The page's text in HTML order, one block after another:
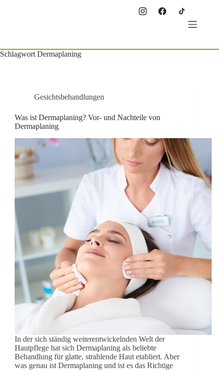
Schlagwort Dermaplaning
Gesichtsbehandlungen
Was ist Dermaplaning? Vor- und Nachteile von
Dermaplaning
In der sich ständig weiterentwickelnden Welt der
Hautpflege hat sich Dermaplaning als beliebte
Behandlung für glatte, strahlende Haut etabliert. Aber
was genau ist Dermaplaning und ist es das Richtige